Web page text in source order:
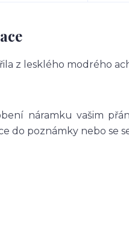
z lesklého modrého
náramku vašim
do poznámky nebo se